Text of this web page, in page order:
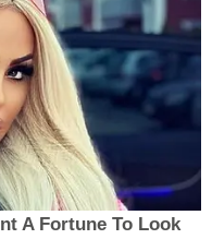
A Fortune To Look